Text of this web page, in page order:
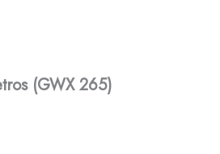
(GWX 265)